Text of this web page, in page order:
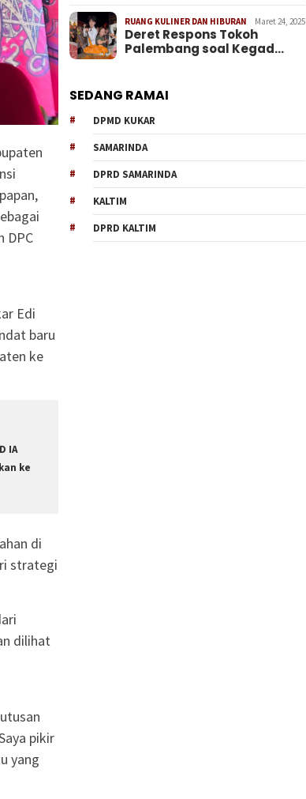
DPC
Edi
baru
ke
IA
ke
di
strategi
dilihat
pikir
yang
RUANG KULINER DAN HIBURAN Maret 24, 2025
Deret Respons Tokoh
Palembang soal Kegad…
SEDANG RAMAI
DPMD KUKAR
SAMARINDA
DPRD SAMARINDA
KALTIM
DPRD KALTIM